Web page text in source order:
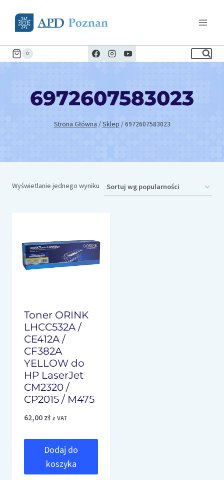
0
6972607583023
Strona Główna / Sklep / 6972607583023
Wyświetlanie jednego wyniku
Toner ORINK
LHCC532A /
CE412A /
CF382A
YELLOW do
HP LaserJet
CM2320 /
CP2015 / M475
62,00 zł z VAT
Dodaj do
koszyka